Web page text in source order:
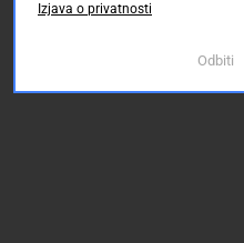
Izjava o privatnosti
Odbiti